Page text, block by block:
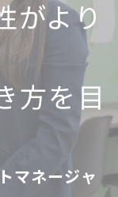
がより
方を目
マネージャ